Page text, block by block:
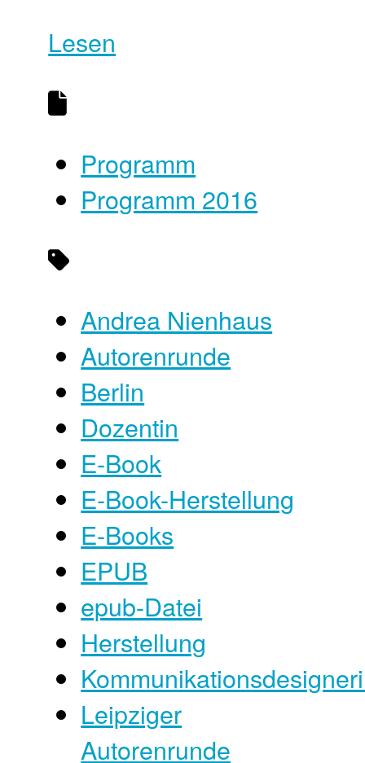
Lesen
Programm
Programm 2016
Andrea Nienhaus
Autorenrunde
Berlin
Dozentin
E-Book
E-Book-Herstellung
E-Books
EPUB
epub-Datei
Herstellung
Leipziger
Autorenrunde